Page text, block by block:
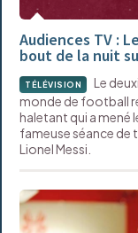
Audiences TV :
bout de la nuit
TÉLÉVISION
Le
monde de football
haletant qui a mené
fameuse séance de
Lionel Messi.